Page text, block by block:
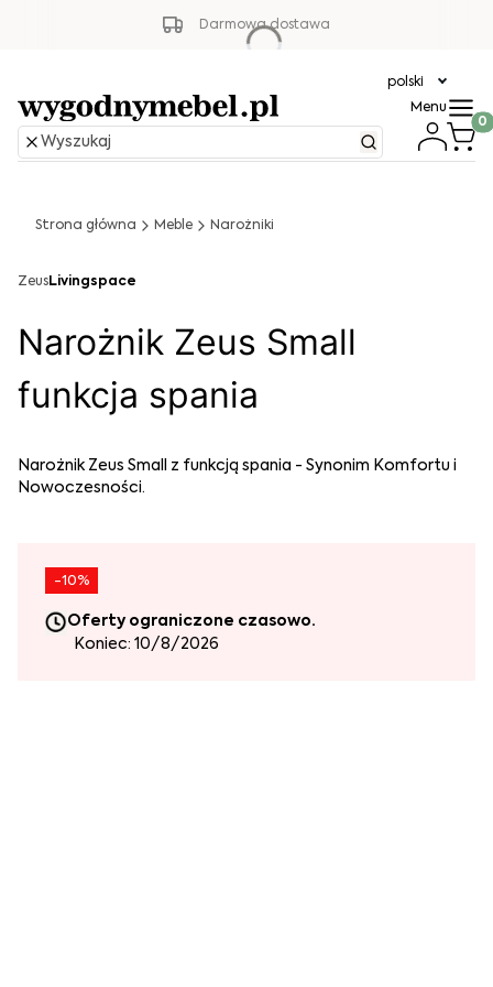
Darmowa dostawa
polski
Menu
Strona główna Meble Narożniki
ZeusLivingspace
Narożnik Zeus Small
funkcja spania
Narożnik Zeus Small z funkcją spania - Synonim Komfortu i
Nowoczesności.
-10%
Oferty ograniczone czasowo.
Koniec: 10/8/2026